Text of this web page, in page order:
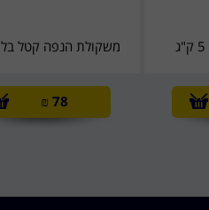
משקולת הנפה קטל בל 6 קילו
78
₪